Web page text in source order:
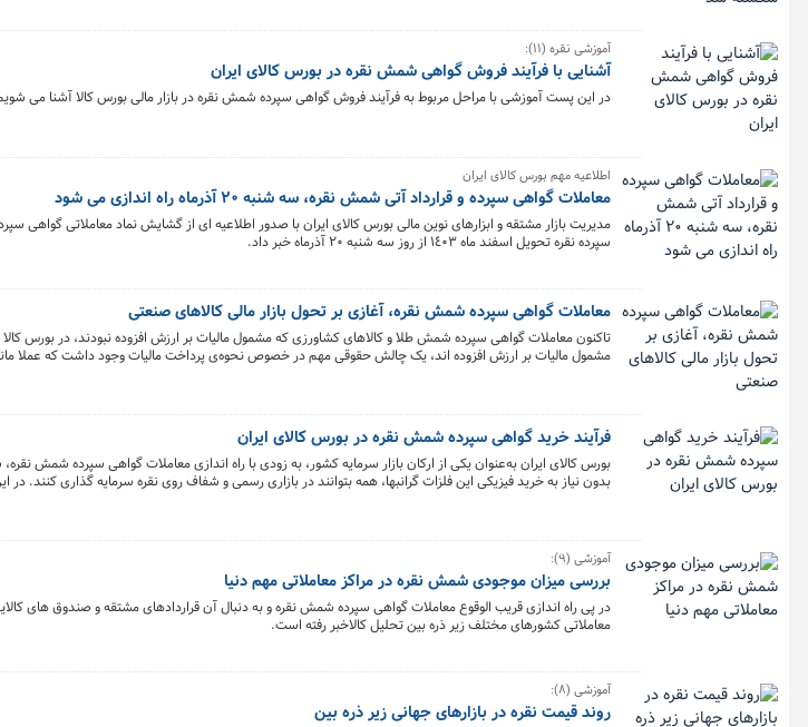
آموزشی نقره (۱۱):
آشنایی با فرآیند فروش گواهی شمش نقره در بورس کالای ایران
در این پست آموزشی با مراحل مربوط به فرآیند فروش گواهی سپرده شمش نقره در بازار مالی بورس کالا آشنا می
اطلاعیه مهم بورس کالای ایران
معاملات گواهی سپرده و قرارداد آتی شمش نقره، سه شنبه ۲۰ آذرماه راه اندازی می شود
مدیریت بازار مشتقه و ابزارهای نوین مالی بورس کالای ایران با صدور اطلاعیه ای از گشایش نماد معاملاتی گواهی
سپرده نقره تحویل اسفند ماه ١٤٠٣ از روز سه شنبه ۲۰ آذرماه خبر داد.
معاملات گواهی سپرده شمش نقره، آغازی بر تحول بازار مالی کالاهای صنعتی
تاکنون معاملات گواهی سپرده شمش طلا و کالاهای کشاورزی که مشمول مالیات بر ارزش افزوده نبودند، در بورس
مشمول مالیات بر ارزش افزوده اند، یک چالش حقوقی مهم در خصوص نحوه‌ی پرداخت مالیات وجود داشت که عملا
فرآیند خرید گواهی سپرده شمش نقره در بورس کالای ایران
بورس کالای ایران به‌عنوان یکی از ارکان بازار سرمایه کشور، به زودی با راه اندازی معاملات گواهی سپرده شمش
بدون نیاز به خرید فیزیکی این فلزات گرانبها، همه بتوانند در بازاری رسمی و شفاف روی نقره سرمایه گذاری
آموزشی (۹):
بررسی میزان موجودی شمش نقره در مراکز معاملاتی مهم دنیا
در پی راه اندازی قریب الوقوع معاملات گواهی سپرده شمش نقره و به دنبال آن قراردادهای مشتقه و صندوق های
معاملاتی کشورهای مختلف زیر ذره بین تحلیل کالاخبر رفته است.
آموزشی (۸):
روند قیمت نقره در بازارهای جهانی زیر ذره بین